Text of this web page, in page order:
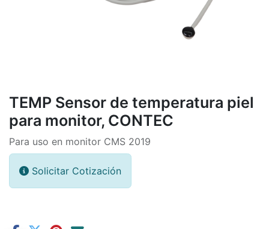
TEMP Sensor de temperatura piel
para monitor, CONTEC
Para uso en monitor CMS 2019
Solicitar Cotización